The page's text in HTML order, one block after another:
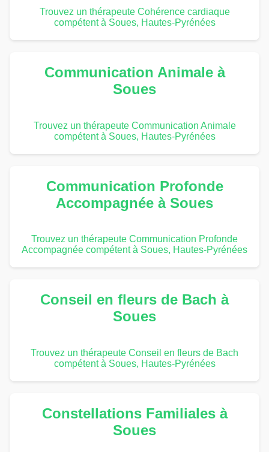
Trouvez un thérapeute Cohérence cardiaque
compétent à Soues, Hautes-Pyrénées
Communication Animale à
Soues
Trouvez un thérapeute Communication Animale
compétent à Soues, Hautes-Pyrénées
Communication Profonde
Accompagnée à Soues
Trouvez un thérapeute Communication Profonde
Accompagnée compétent à Soues, Hautes-Pyrénées
Conseil en fleurs de Bach à
Soues
Trouvez un thérapeute Conseil en fleurs de Bach
compétent à Soues, Hautes-Pyrénées
Constellations Familiales à
Soues